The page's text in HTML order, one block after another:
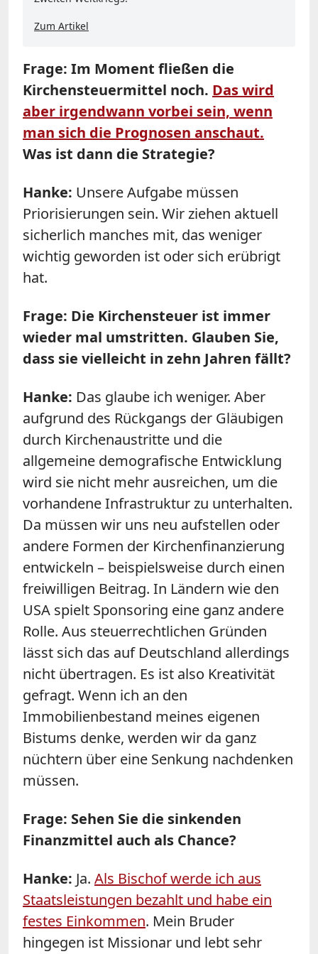
Zum Artikel
Frage: Im Moment fließen die
Kirchensteuermittel noch. Das wird
aber irgendwann vorbei sein, wenn
man sich die Prognosen anschaut.
Was ist dann die Strategie?
Hanke: Unsere Aufgabe müssen
Priorisierungen sein. Wir ziehen aktuell
sicherlich manches mit, das weniger
wichtig geworden ist oder sich erübrigt
hat.
Frage: Die Kirchensteuer ist immer
wieder mal umstritten. Glauben Sie,
dass sie vielleicht in zehn Jahren fällt?
Hanke: Das glaube ich weniger. Aber
aufgrund des Rückgangs der Gläubigen
durch Kirchenaustritte und die
allgemeine demografische Entwicklung
wird sie nicht mehr ausreichen, um die
vorhandene Infrastruktur zu unterhalten.
Da müssen wir uns neu aufstellen oder
andere Formen der Kirchenfinanzierung
entwickeln – beispielsweise durch einen
freiwilligen Beitrag. In Ländern wie den
USA spielt Sponsoring eine ganz andere
Rolle. Aus steuerrechtlichen Gründen
lässt sich das auf Deutschland allerdings
nicht übertragen. Es ist also Kreativität
gefragt. Wenn ich an den
Immobilienbestand meines eigenen
Bistums denke, werden wir da ganz
nüchtern über eine Senkung nachdenken
müssen.
Frage: Sehen Sie die sinkenden
Finanzmittel auch als Chance?
Hanke: Ja. Als Bischof werde ich aus
Staatsleistungen bezahlt und habe ein
festes Einkommen. Mein Bruder
hingegen ist Missionar und lebt sehr